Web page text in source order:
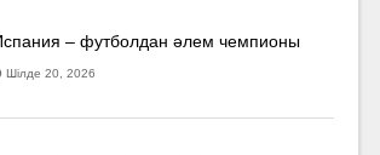
– футболдан әлем чемпионы
Шілде 20, 2026